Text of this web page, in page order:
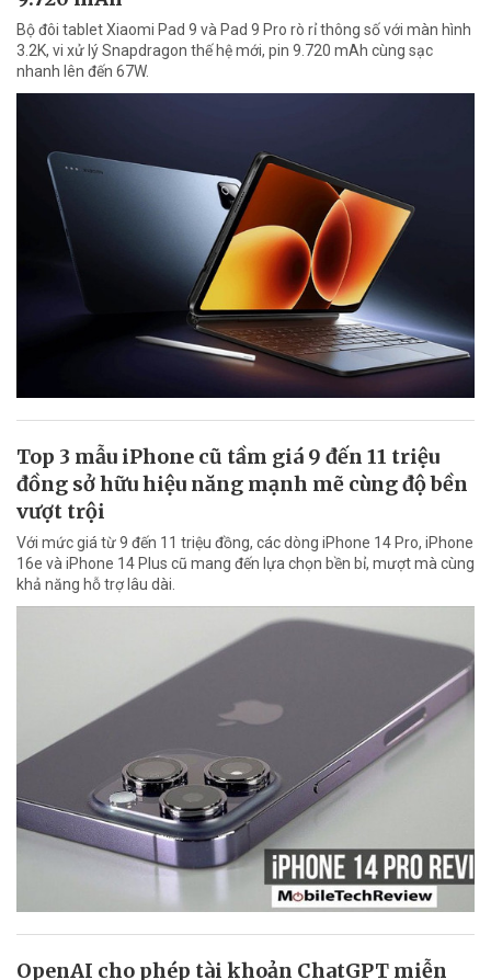
Bộ đôi tablet Xiaomi Pad 9 và Pad 9 Pro rò rỉ thông số với màn hình
3.2K, vi xử lý Snapdragon thế hệ mới, pin 9.720 mAh cùng sạc
nhanh lên đến 67W.
Top 3 mẫu iPhone cũ tầm giá 9 đến 11 triệu
đồng sở hữu hiệu năng mạnh mẽ cùng độ bền
vượt trội
Với mức giá từ 9 đến 11 triệu đồng, các dòng iPhone 14 Pro, iPhone
16e và iPhone 14 Plus cũ mang đến lựa chọn bền bỉ, mượt mà cùng
khả năng hỗ trợ lâu dài.
OpenAI cho phép tài khoản ChatGPT miễn